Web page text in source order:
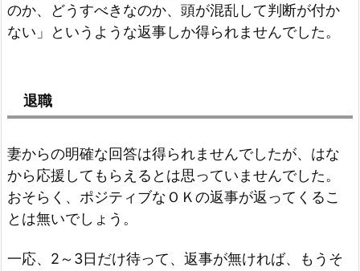
のか、どうすべきなのか、頭が混乱して判断が付か
ない」というような返事しか得られませんでした。
退職
妻からの明確な回答は得られませんでしたが、はな
から応援してもらえるとは思っていませんでした。
おそらく、ポジティブなＯＫの返事が返ってくるこ
とは無いでしょう。
一応、2～3日だけ待って、返事が無ければ、もうそ